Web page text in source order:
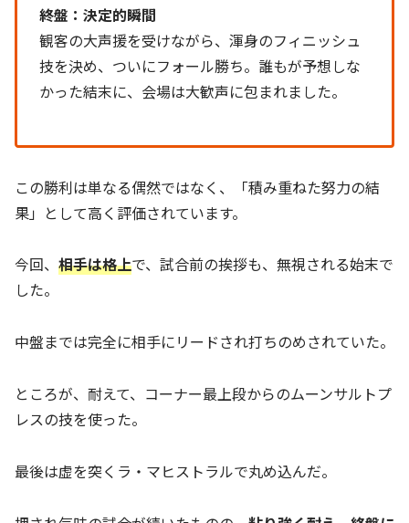
終盤：決定的瞬間
観客の大声援を受けながら、渾身のフィニッシュ
技を決め、ついにフォール勝ち。誰もが予想しな
かった結末に、会場は大歓声に包まれました。
この勝利は単なる偶然ではなく、「積み重ねた努力の結
果」として高く評価されています。
今回、 相手は格上で、試合前の挨拶も、無視される始末で
した。
中盤までは完全に相手にリードされ打ちのめされていた。
ところが、耐えて、コーナー最上段からのムーンサルトプ
レスの技を使った。
最後は虚を突くラ・マヒストラルで丸め込んだ。